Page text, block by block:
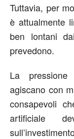
Tuttavia, per
è attualmente
ben lontani
prevedono.
La
agiscano con
consapevoli
artificiale